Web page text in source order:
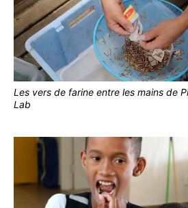
Les vers de farine entre les mains de
Lab